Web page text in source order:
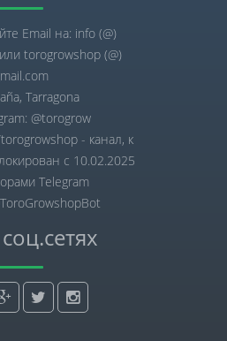
Email на: info (@)
torogrowshop (@)
Tarragona
@torogrow
- канал, к
с 10.02.2025
Telegram